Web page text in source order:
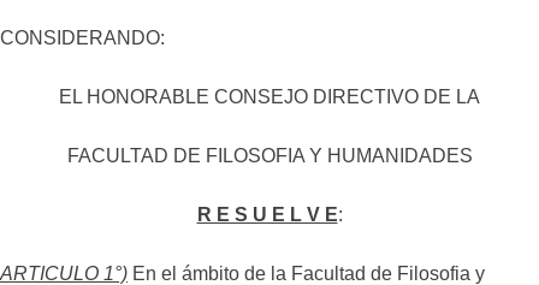
CONSIDERANDO:
EL HONORABLE CONSEJO DIRECTIVO DE LA
FACULTAD DE FILOSOFIA Y HUMANIDADES
R E S U E L V E:
ARTICULO 1°) En el ámbito de la Facultad de Filosofia y